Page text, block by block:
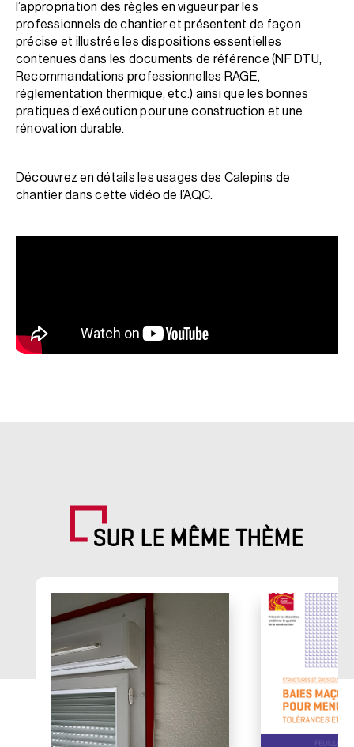
l’appropriation des règles en vigueur par les
professionnels de chantier et présentent de façon
précise et illustrée les dispositions essentielles
contenues dans les documents de référence (NF DTU,
Recommandations professionnelles RAGE,
réglementation thermique, etc.) ainsi que les bonnes
pratiques d’exécution pour une construction et une
rénovation durable.
Découvrez en détails les usages des Calepins de
chantier dans cette vidéo de l’AQC.
SUR LE MÊME THÈME